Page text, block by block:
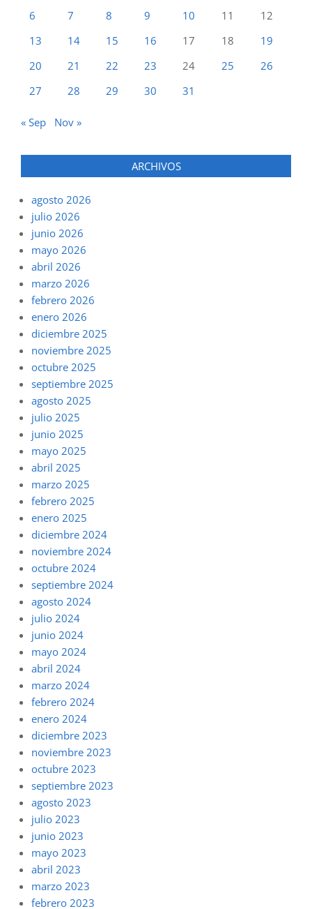
6
7 8 9 10 11
12
13
14 15 16 17 18
19
20
21 22 23 24 25
26
27
28 29 30 31
« Sep Nov »
ARCHIVOS
agosto 2026
julio 2026
junio 2026
mayo 2026
abril 2026
marzo 2026
febrero 2026
enero 2026
diciembre 2025
noviembre 2025
octubre 2025
septiembre 2025
agosto 2025
julio 2025
junio 2025
mayo 2025
abril 2025
marzo 2025
febrero 2025
enero 2025
diciembre 2024
noviembre 2024
octubre 2024
septiembre 2024
agosto 2024
julio 2024
junio 2024
mayo 2024
abril 2024
marzo 2024
febrero 2024
enero 2024
diciembre 2023
noviembre 2023
octubre 2023
septiembre 2023
agosto 2023
julio 2023
junio 2023
mayo 2023
abril 2023
marzo 2023
febrero 2023